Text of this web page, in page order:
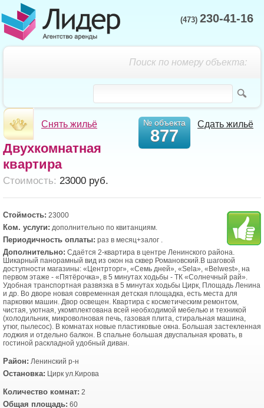
(473) 230-41-16
Поиск по номеру объекта:
Снять жильё Сдать жильё
№ объекта
877
Двухкомнатная
квартира
Cтоимость: 23000 руб.
Стоймость: 23000
Ком. услуги: дополнительно по квитанциям.
Периодичность оплаты: раз в месяц+залог .
Дополнительно: Сдаётся 2-квартира в центре Ленинского района.
Шикарный панорамный вид из окон на сквер Романовский.В шаговой
доступности магазины: «Центрторг», «Семь дней», «Sela», «Belwest», на
первом этаже - «Пятёрочка», в 5 минутах ходьбы - ТК «Солнечный рай».
Удобная транспортная развязка в 5 минутах ходьбы Цирк, Площадь Ленина
и др. Во дворе новая современная детская площадка, есть места для
парковки машин. Двор освещен. Квартира с косметическим ремонтом,
чистая, уютная, укомплектована всей необходимой мебелью и техникой
(холодильник, микроволновая печь, газовая плита, стиральная машина,
утюг, пылесос). В комнатах новые пластиковые окна. Большая застекленная
лоджия и отдельно балкон. В спальне большая двуспальная кровать, в
гостиной раскладной удобный диван.
Район: Ленинский р-н
Остановка: Цирк ул.Кирова
Количество комнат: 2
Общая площадь: 60